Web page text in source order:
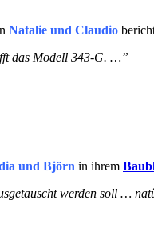
Natalie und Claudio
das Modell 343-G. …”
und Björn in ihrem
werden soll …